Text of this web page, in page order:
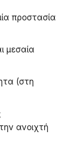
προστασία
μεσαία
(στη
ανοιχτή